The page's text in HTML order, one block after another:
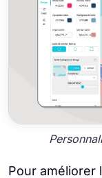
Pour améliorer